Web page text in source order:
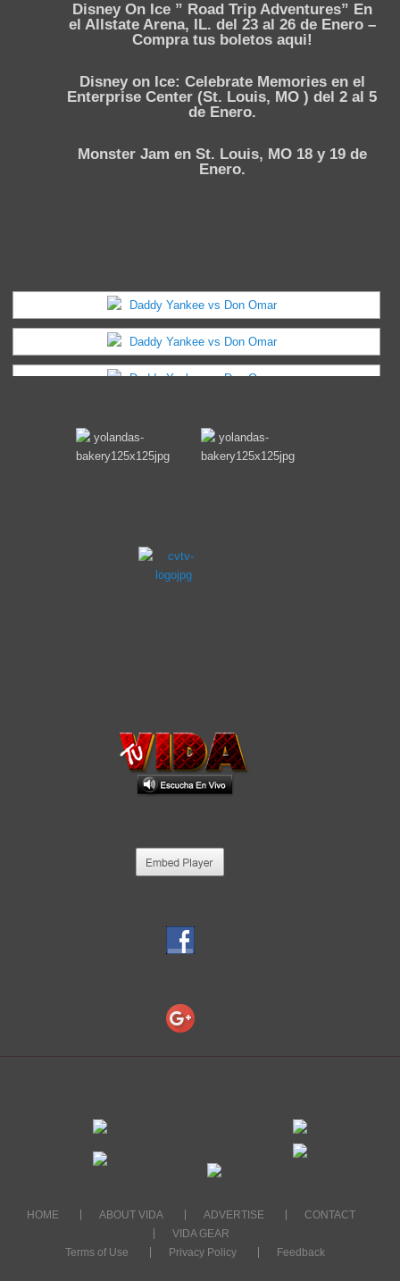
Disney On Ice ” Road Trip Adventures” En
el Allstate Arena, IL. del 23 al 26 de Enero –
Compra tus boletos aqui!
Disney on Ice: Celebrate Memories en el
Enterprise Center (St. Louis, MO ) del 2 al 5
de Enero.
Monster Jam en St. Louis, MO 18 y 19 de
Enero.
◄ 1
HOME ABOUT VIDA ADVERTISE
CONTACT
VIDA GEAR
Terms of Use
Privacy Policy Feedback